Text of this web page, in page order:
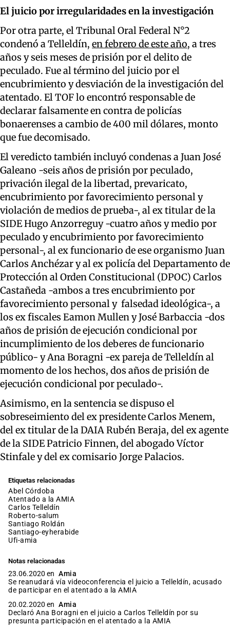
El juicio por irregularidades en la investigación
Por otra parte, el Tribunal Oral Federal N°2
condenó a Telleldín, en febrero de este año, a tres
años y seis meses de prisión por el delito de
peculado. Fue al término del juicio por el
encubrimiento y desviación de la investigación del
atentado. El TOF lo encontró responsable de
declarar falsamente en contra de policías
bonaerenses a cambio de 400 mil dólares, monto
que fue decomisado.
El veredicto también incluyó condenas a Juan José
Galeano -seis años de prisión por peculado,
privación ilegal de la libertad, prevaricato,
encubrimiento por favorecimiento personal y
violación de medios de prueba-, al ex titular de la
SIDE Hugo Anzorreguy -cuatro años y medio por
peculado y encubrimiento por favorecimiento
personal-, al ex funcionario de ese organismo Juan
Carlos Anchézar y al ex policía del Departamento de
Protección al Orden Constitucional (DPOC) Carlos
Castañeda -ambos a tres encubrimiento por
favorecimiento personal y falsedad ideológica-, a
los ex fiscales Eamon Mullen y José Barbaccia -dos
años de prisión de ejecución condicional por
incumplimiento de los deberes de funcionario
público- y Ana Boragni -ex pareja de Telleldín al
momento de los hechos, dos años de prisión de
ejecución condicional por peculado-.
Asimismo, en la sentencia se dispuso el
sobreseimiento del ex presidente Carlos Menem,
del ex titular de la DAIA Rubén Beraja, del ex agente
de la SIDE Patricio Finnen, del abogado Víctor
Stinfale y del ex comisario Jorge Palacios.
Etiquetas relacionadas
Abel Córdoba
Atentado a la AMIA
Carlos Telleldín
roberto-salum
Santiago Roldán
santiago-eyherabide
ufi-amia
Notas relacionadas
23.06.2020 en Amia
Se reanudará vía videoconferencia el juicio a Telleldín, acusado
de participar en el atentado a la AMIA
20.02.2020 en Amia
Declaró Ana Boragni en el juicio a Carlos Telleldín por su
presunta participación en el atentado a la AMIA